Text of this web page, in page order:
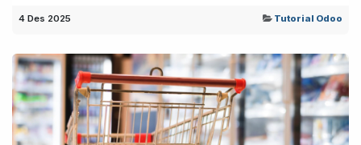
4 Des 2025 Tutorial Odoo